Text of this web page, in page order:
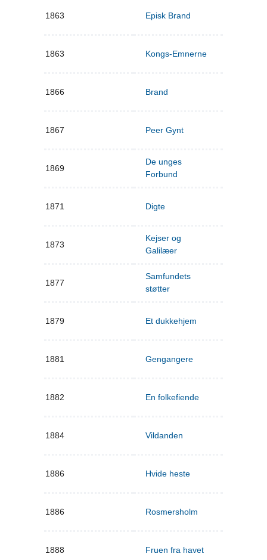
1863 Episk Brand
1863 Kongs-Emnerne
1866 Brand
1867 Peer Gynt
1869
De unges
Forbund
1871 Digte
1873
Kejser og
Galilæer
1877
Samfundets
støtter
1879 Et dukkehjem
1881 Gengangere
1882 En folkefiende
1884 Vildanden
1886 Hvide heste
1886 Rosmersholm
1888 Fruen fra havet